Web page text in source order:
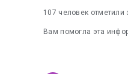
107 человек отметили
Вам помогла эта